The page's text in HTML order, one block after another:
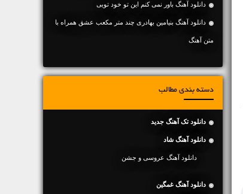
دانلود آهنگ باور نمی کنم این تو خود تویی
دانلود آهنگ بنیامین بهادری چند متر مکعب عشق همراه با
متن آهنگ
دسته بندی مطالب
دانلود تک آهنگ جدید
دانلود آهنگ شاد
دانلود آهنگ عروسی و جشن
دانلود آهنگ غمگین